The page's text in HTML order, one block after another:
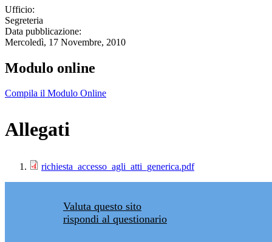
Ufficio:
Segreteria
Data pubblicazione:
Mercoledì, 17 Novembre, 2010
Modulo online
Compila il Modulo Online
Allegati
richiesta_accesso_agli_atti_generica.pdf
Valuta questo sito
rispondi al questionario